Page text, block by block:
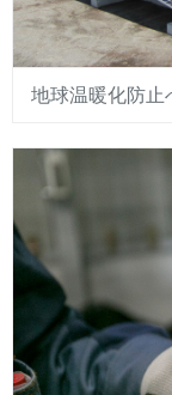
地球温暖化防止